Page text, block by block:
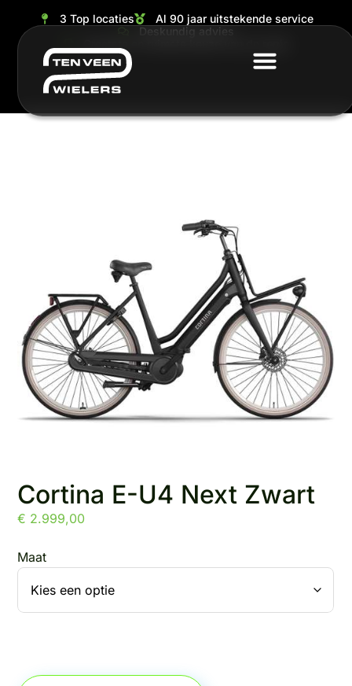
3 Top locaties
Al 90 jaar uitstekende service
Deskundig advies
Cortina E-U4 Next Zwart
€ 2.999,00
Maat